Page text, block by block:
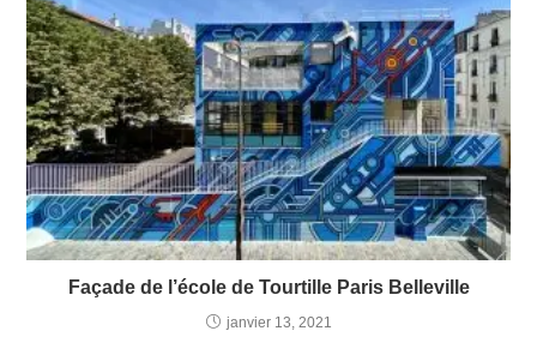
Façade de l’école de Tourtille Paris Belleville
janvier 13, 2021